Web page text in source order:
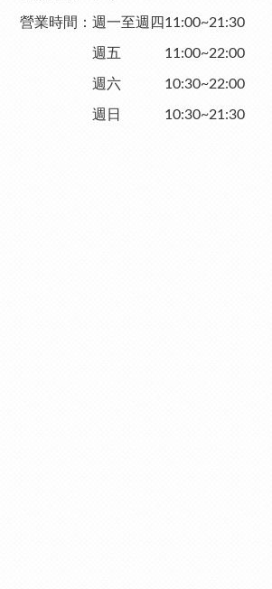
營業時間：週一至週四11:00~21:30
週五 11:00~22:00
週六 10:30~22:00
週日 10:30~21:30